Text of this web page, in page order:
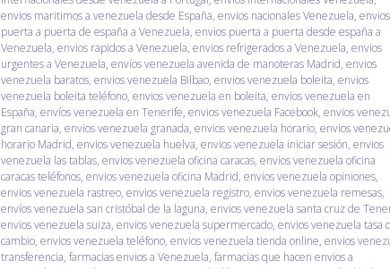
envios maritimos a venezuela desde España, envios nacionales Venezuela, envios
puerta a puerta de españa a Venezuela, envios puerta a puerta desde españa a
Venezuela, envios rapidos a Venezuela, envios refrigerados a Venezuela, envios
urgentes a Venezuela, envíos venezuela avenida de manoteras Madrid, envios
venezuela baratos, envios venezuela Bilbao, envios venezuela boleita, envios
venezuela boleita teléfono, envios venezuela en boleita, envios venezuela en
España, envíos venezuela en Tenerife, envios venezuela Facebook, envios
gran canaria, envios venezuela granada, envios venezuela horario, envios
horario Madrid, envios venezuela huelva, envios venezuela iniciar sesión, envios
venezuela las tablas, envios venezuela oficina caracas, envios venezuela oficina
caracas teléfonos, envios venezuela oficina Madrid, envios venezuela opiniones,
envios venezuela rastreo, envios venezuela registro, envios venezuela remesas,
envíos venezuela san cristóbal de la laguna, envios venezuela santa cruz de
envios venezuela suiza, envios venezuela supermercado, envios venezuela tasa
cambio, envios venezuela teléfono, envios venezuela tienda online, envios
transferencia, farmacias envios a Venezuela, farmacias que hacen envios a